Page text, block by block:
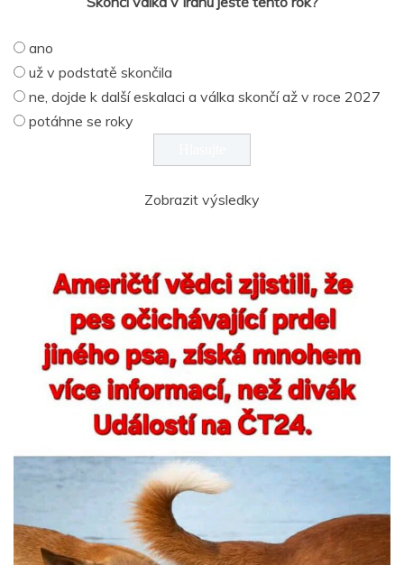
ano
už v podstatě skončila
ne, dojde k další eskalaci a válka skončí až v roce 2027
potáhne se roky
Zobrazit výsledky